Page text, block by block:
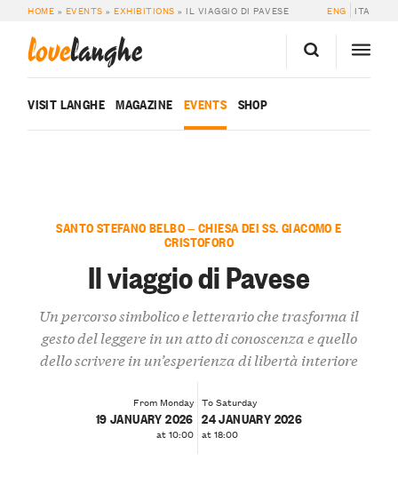
HOME » EVENTS »EXHIBITIONS » IL VIAGGIO DI PAVESE ENG ITA
lovelanghe
VISIT LANGHE MAGAZINE EVENTS SHOP
SANTO STEFANO BELBO — CHIESA DEI SS. GIACOMO E
CRISTOFORO
Il viaggio di Pavese
Un percorso simbolico e letterario che trasforma il
gesto del leggere in un atto di conoscenza e quello
dello scrivere in un’esperienza di libertà interiore
From Monday
19 JANUARY 2026
at 10:00
To Saturday
24 JANUARY 2026
at 18:00